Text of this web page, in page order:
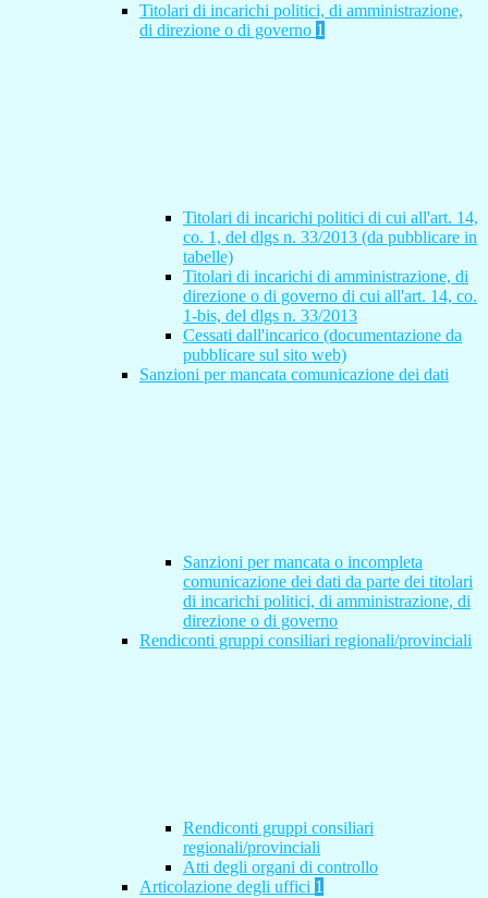
Titolari di incarichi politici, di amministrazione,
di direzione o di governo 1
Titolari di incarichi politici di cui all'art. 14,
co. 1, del dlgs n. 33/2013 (da pubblicare in
tabelle)
Titolari di incarichi di amministrazione, di
direzione o di governo di cui all'art. 14, co.
1-bis, del dlgs n. 33/2013
Cessati dall'incarico (documentazione da
pubblicare sul sito web)
Sanzioni per mancata comunicazione dei dati
Sanzioni per mancata o incompleta
comunicazione dei dati da parte dei titolari
di incarichi politici, di amministrazione, di
direzione o di governo
Rendiconti gruppi consiliari regionali/provinciali
Rendiconti gruppi consiliari
regionali/provinciali
Atti degli organi di controllo
Articolazione degli uffici 1